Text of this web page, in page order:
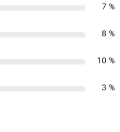
7 %
8 %
10 %
3 %